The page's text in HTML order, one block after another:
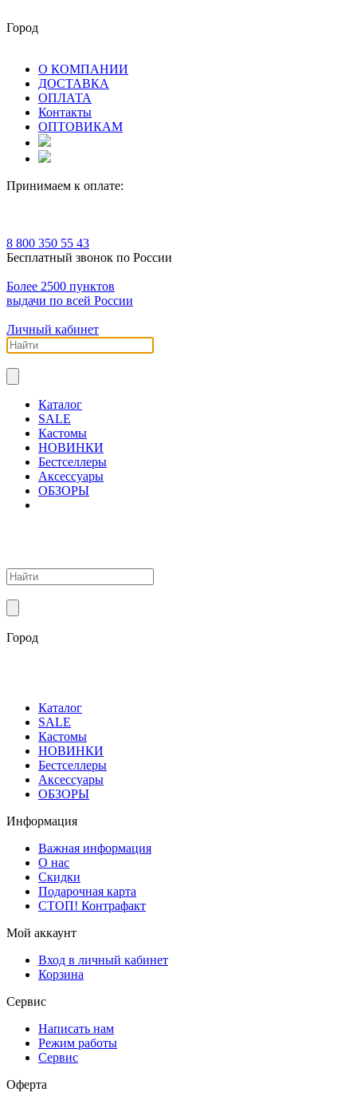
Город
О КОМПАНИИ
ДОСТАВКА
ОПЛАТА
Контакты
ОПТОВИКАМ
Принимаем к оплате:
8 800 350 55 43
Бесплатный звонок по России
Более 2500 пунктов
выдачи по всей России
Личный кабинет
Каталог
SALE
Кастомы
НОВИНКИ
Бестселлеры
Аксессуары
ОБЗОРЫ
Город
Каталог
SALE
Кастомы
НОВИНКИ
Бестселлеры
Аксессуары
ОБЗОРЫ
Информация
Важная информация
О нас
Скидки
Подарочная карта
СТОП! Контрафакт
Мой аккаунт
Вход в личный кабинет
Корзина
Сервис
Написать нам
Режим работы
Сервис
Оферта